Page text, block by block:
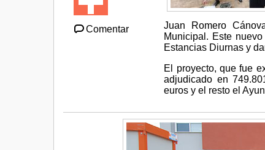
Comentar
Juan Romero
Municipal. Este
Estancias Diurnas y
El proyecto, que fue
adjudicado en
euros y el resto el